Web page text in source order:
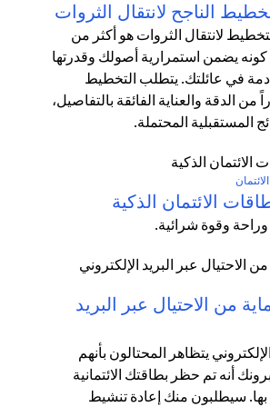
الناجح لانتقال الثروات
لانتقال الثروات هو أكثر من
يضمن استمرارية أصولك وقدرتها
في عائلتك. يتطلب التخطيط
من الدقة والعناية الفائقة بالتفاصيل،
المستقبلية المحتملة.
الائتمان الذكية
وراحة وقوة شرائية.
من الاحتيال عبر البريد
يتظاهر المحتالون بأنهم
أنه تم حظر بطاقتك الائتمانية
سيطلبون منك إعادة تنشيط